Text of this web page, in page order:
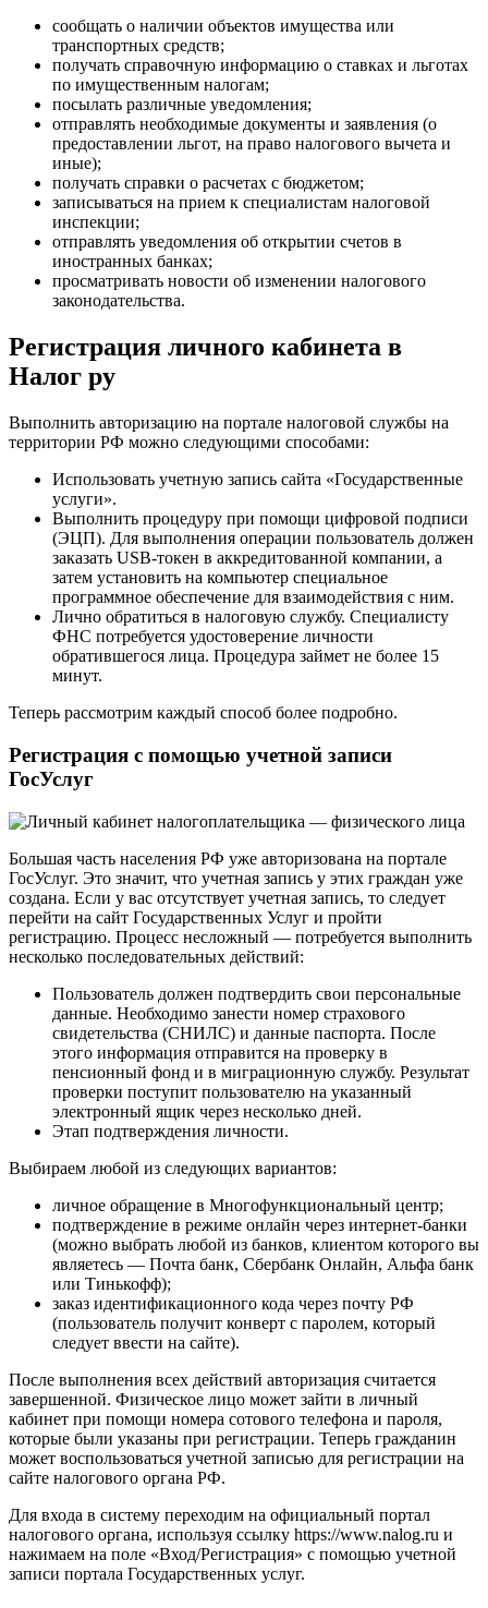
сообщать о наличии объектов имущества или
транспортных средств;
получать справочную информацию о ставках и льготах
по имущественным налогам;
посылать различные уведомления;
отправлять необходимые документы и заявления (о
предоставлении льгот, на право налогового вычета и
иные);
получать справки о расчетах с бюджетом;
записываться на прием к специалистам налоговой
инспекции;
отправлять уведомления об открытии счетов в
иностранных банках;
просматривать новости об изменении налогового
законодательства.
Регистрация личного кабинета в
Налог ру
Выполнить авторизацию на портале налоговой службы на
территории РФ можно следующими способами:
Использовать учетную запись сайта «Государственные
услуги».
Выполнить процедуру при помощи цифровой подписи
(ЭЦП). Для выполнения операции пользователь должен
заказать USB-токен в аккредитованной компании, а
затем установить на компьютер специальное
программное обеспечение для взаимодействия с ним.
Лично обратиться в налоговую службу. Специалисту
ФНС потребуется удостоверение личности
обратившегося лица. Процедура займет не более 15
минут.
Теперь рассмотрим каждый способ более подробно.
Регистрация с помощью учетной записи
ГосУслуг
Большая часть населения РФ уже авторизована на портале
ГосУслуг. Это значит, что учетная запись у этих граждан уже
создана. Если у вас отсутствует учетная запись, то следует
перейти на сайт Государственных Услуг и пройти
регистрацию. Процесс несложный — потребуется выполнить
несколько последовательных действий:
Пользователь должен подтвердить свои персональные
данные. Необходимо занести номер страхового
свидетельства (СНИЛС) и данные паспорта. После
этого информация отправится на проверку в
пенсионный фонд и в миграционную службу. Результат
проверки поступит пользователю на указанный
электронный ящик через несколько дней.
Этап подтверждения личности.
Выбираем любой из следующих вариантов:
личное обращение в Многофункциональный центр;
подтверждение в режиме онлайн через интернет-банки
(можно выбрать любой из банков, клиентом которого вы
являетесь — Почта банк, Сбербанк Онлайн, Альфа банк
или Тинькофф);
заказ идентификационного кода через почту РФ
(пользователь получит конверт с паролем, который
следует ввести на сайте).
После выполнения всех действий авторизация считается
завершенной. Физическое лицо может зайти в личный
кабинет при помощи номера сотового телефона и пароля,
которые были указаны при регистрации. Теперь гражданин
может воспользоваться учетной записью для регистрации на
сайте налогового органа РФ.
Для входа в систему переходим на официальный портал
налогового органа, используя ссылку https://www.nalog.ru и
нажимаем на поле «Вход/Регистрация» с помощью учетной
записи портала Государственных услуг.